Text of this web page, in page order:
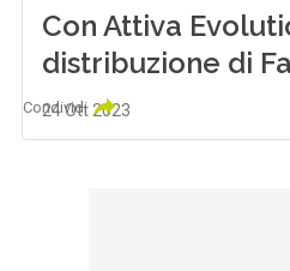
Con Attiva
distribuzione di
24 Ott 2023
Condividi